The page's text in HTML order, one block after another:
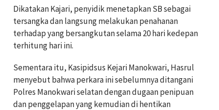
Dikatakan Kajari, penyidik menetapkan SB sebagai
tersangka dan langsung melakukan penahanan
terhadap yang bersangkutan selama 20 hari kedepan
terhitung hari ini.
Sementara itu, Kasipidsus Kejari Manokwari, Hasrul
menyebut bahwa perkara ini sebelumnya ditangani
Polres Manokwari selatan dengan dugaan penipuan
dan penggelapan yang kemudian di hentikan